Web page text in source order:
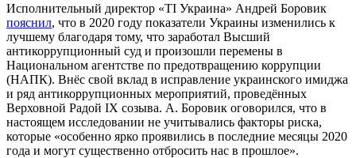
Исполнительный директор «TI Украина» Андрей Боровик
пояснил, что в 2020 году показатели Украины изменились к
лучшему благодаря тому, что заработал Высший
антикоррупционный суд и произошли перемены в
Национальном агентстве по предотвращению коррупции
(НАПК). Внёс свой вклад в исправление украинского имиджа
и ряд антикоррупционных мероприятий, проведённых
Верховной Радой IX созыва. А. Боровик оговорился, что в
настоящем исследовании не учитывались факторы риска,
которые «особенно ярко проявились в последние месяцы 2020
года и могут существенно отбросить нас в прошлое».